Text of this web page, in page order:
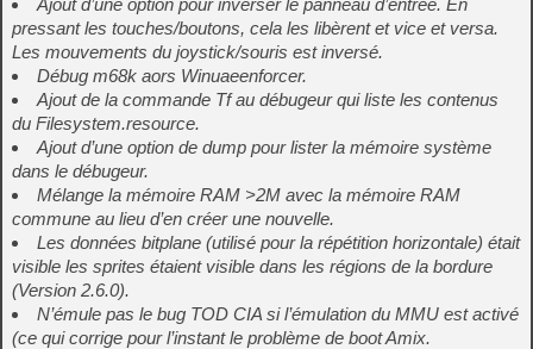
Ajout d’une option pour inverser le panneau d’entrée. En
pressant les touches/boutons, cela les libèrent et vice et versa.
Les mouvements du joystick/souris est inversé.
Débug m68k aors Winuaeenforcer.
Ajout de la commande Tf au débugeur qui liste les contenus
du Filesystem.resource.
Ajout d’une option de dump pour lister la mémoire système
dans le débugeur.
Mélange la mémoire RAM >2M avec la mémoire RAM
commune au lieu d’en créer une nouvelle.
Les données bitplane (utilisé pour la répétition horizontale) était
visible les sprites étaient visible dans les régions de la bordure
(Version 2.6.0).
N’émule pas le bug TOD CIA si l’émulation du MMU est activé
(ce qui corrige pour l’instant le problème de boot Amix.